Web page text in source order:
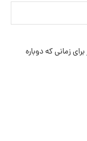
زمانی که دوباره